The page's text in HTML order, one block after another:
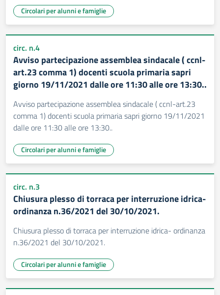
Circolari per alunni e famiglie
circ. n.4
Avviso partecipazione assemblea sindacale ( ccnl-
art.23 comma 1) docenti scuola primaria sapri
giorno 19/11/2021 dalle ore 11:30 alle ore 13:30..
Avviso partecipazione assemblea sindacale ( ccnl-art.23
comma 1) docenti scuola primaria sapri giorno 19/11/2021
dalle ore 11:30 alle ore 13:30..
Circolari per alunni e famiglie
circ. n.3
Chiusura plesso di torraca per interruzione idrica-
ordinanza n.36/2021 del 30/10/2021.
Chiusura plesso di torraca per interruzione idrica- ordinanza
n.36/2021 del 30/10/2021.
Circolari per alunni e famiglie